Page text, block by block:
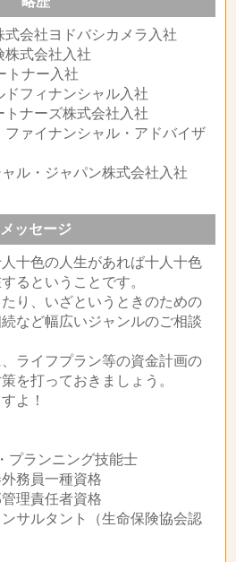
式会社ヨドバシカメラ入社
株式会社入社
トナー入社
ドフィナンシャル入社
トナーズ株式会社入社
ファイナンシャル・アドバイザ
ル・ジャパン株式会社入社
メッセージ
十色の人生があれば十人十色
るということです。
り、いざというときのための
など幅広いジャンルのご相談
ライフプラン等の資金計画の
を打っておきましょう。
よ！
プランニング技能士
務員一種資格
理責任者資格
サルタント（生命保険協会認